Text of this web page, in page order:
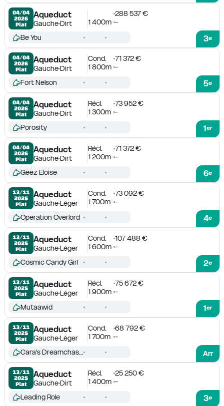
04/04
2026
Plat
Aqueduct
GaucheDirt
288 537 €
1 400m -
3e
Be You
04/04
2026
Plat
Aqueduct
GaucheDirt
Cond.
71 372 €
1 800m -
5e
Fort Nelson
04/04
2026
Plat
Aqueduct
GaucheDirt
Récl.
73 952 €
1 300m -
1er
Porosity
04/04
2026
Plat
Aqueduct
GaucheDirt
Récl.
71 372 €
1 200m -
6e
Geez Eloise
13/11
2025
Plat
Aqueduct
GaucheLéger
Cond.
73 092 €
1 700m -
4e
Operation Overlord
13/11
2025
Plat
Aqueduct
GaucheLéger
Cond.
107 488 €
1 600m -
2e
Cosmic Candy Girl
13/11
2025
Plat
Aqueduct
GaucheLéger
Récl.
75 672 €
1 900m -
1er
Mutaawid
13/11
2025
Plat
Aqueduct
GaucheLéger
Cond.
68 792 €
1 700m -
Arr
Cara's Dreamchaser
13/11
2025
Plat
Aqueduct
GaucheDirt
Récl.
25 250 €
1 400m -
3e
Leading Role